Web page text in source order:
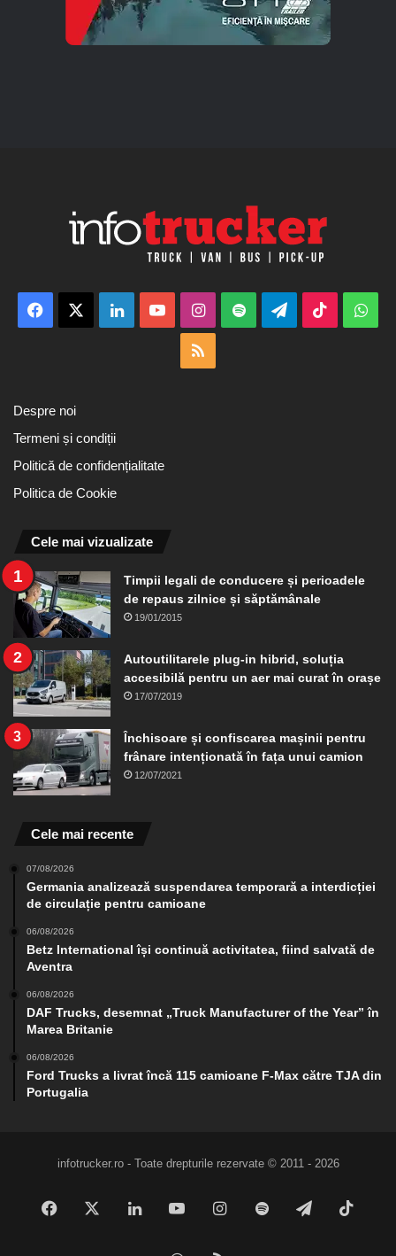
Facebook LinkedInYouTubeInstagram
Spotify TelegramTikTok
Despre noi
Termeni și condiții
Politică de confidențialitate
Politica de Cookie
Cele mai vizualizate
Timpii legali de conducere și perioadele
de repaus zilnice și săptămânale
19/01/2015
Autoutilitarele plug-in hibrid, soluția
accesibilă pentru un aer mai curat în orașe
17/07/2019
Închisoare și confiscarea mașinii pentru
frânare intenționată în fața unui camion
12/07/2021
Cele mai recente
07/08/2026
Germania analizează suspendarea temporară a interdicției
de circulație pentru camioane
06/08/2026
Betz International își continuă activitatea, fiind salvată de
Aventra
06/08/2026
DAF Trucks, desemnat „Truck Manufacturer of the Year” în
Marea Britanie
06/08/2026
Ford Trucks a livrat încă 115 camioane F-Max către TJA din
Portugalia
infotrucker.ro - Toate drepturile rezervate © 2011 - 2026
Facebook LinkedInYouTubeInstagram
Spotify Telegram